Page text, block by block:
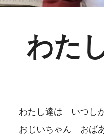
わた
わたし達は いつし
おじいちゃん おば